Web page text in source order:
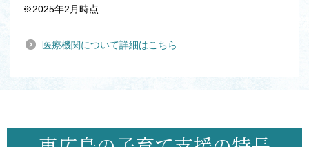
※2025年2月時点
医療機関について詳細はこちら